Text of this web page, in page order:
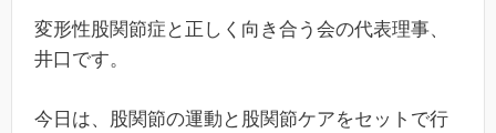
変形性股関節症と正しく向き合う会の代表理事、
井口です。
今日は、股関節の運動と股関節ケアをセットで行